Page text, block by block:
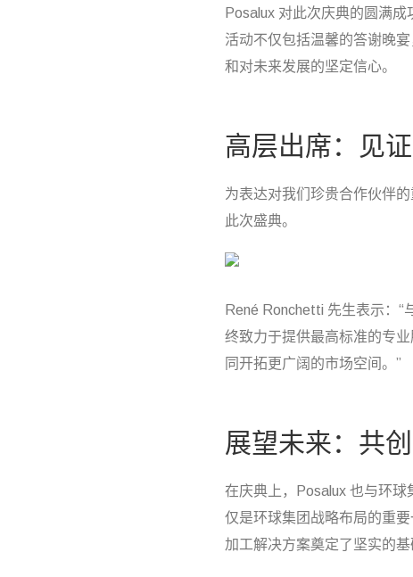
Posalux 对此次庆典的圆满
活动不仅包括温馨的答谢晚
和对未来发展的坚定信心。
高层出席：见
为表达对我们珍贵合作伙伴
此次盛典。
René Ronchetti 先生表示：
终致力于提供最高标准的专
同开拓更广阔的市场空间。”
展望未来：共
在庆典上，Posalux 也与环
仅是环球集团战略布局的重
加工解决方案奠定了坚实的基